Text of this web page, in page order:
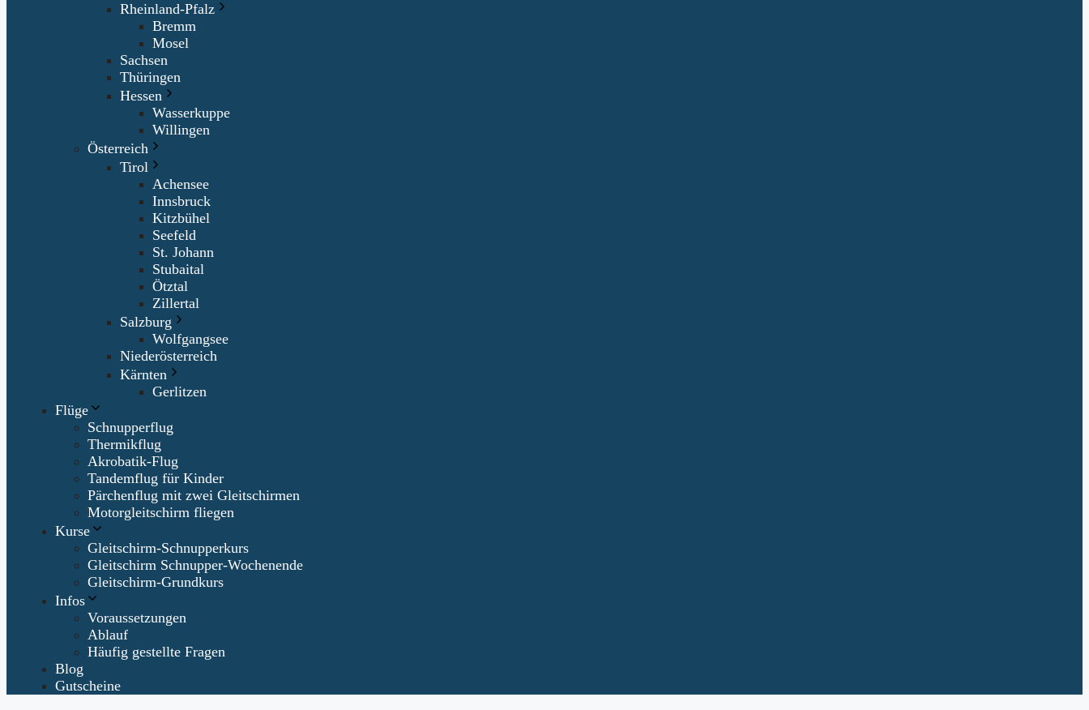
Rheinland-Pfalz
Bremm
Mosel
Sachsen
Thüringen
Hessen
Wasserkuppe
Willingen
Österreich
Tirol
Achensee
Innsbruck
Kitzbühel
Seefeld
St. Johann
Stubaital
Ötztal
Zillertal
Salzburg
Wolfgangsee
Niederösterreich
Kärnten
Gerlitzen
Flüge
Schnupperflug
Thermikflug
Akrobatik-Flug
Tandemflug für Kinder
Pärchenflug mit zwei Gleitschirmen
Motorgleitschirm fliegen
Kurse
Gleitschirm-Schnupperkurs
Gleitschirm Schnupper-Wochenende
Gleitschirm-Grundkurs
Infos
Voraussetzungen
Ablauf
Häufig gestellte Fragen
Blog
Gutscheine